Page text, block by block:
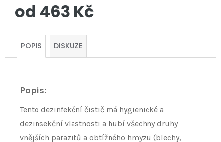
od 463 Kč
Měrná
POPIS DISKUZE
Popis:
Tento dezinfekční čistič má hygienické a
dezinsekční vlastnosti a hubí všechny druhy
vnějších parazitů a obtížného hmyzu (blechy,